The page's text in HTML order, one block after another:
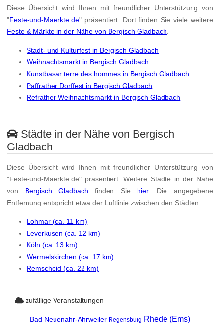
Diese Übersicht wird Ihnen mit freundlicher Unterstützung von
"Feste-und-Maerkte.de" präsentiert. Dort finden Sie viele weitere
Feste & Märkte in der Nähe von Bergisch Gladbach
Stadt- und Kulturfest in Bergisch Gladbach
Weihnachtsmarkt in Bergisch Gladbach
Kunstbasar terre des hommes in Bergisch Gladbach
Paffrather Dorffest in Bergisch Gladbach
Refrather Weihnachtsmarkt in Bergisch Gladbach
Städte in der Nähe von Bergisch
Gladbach
Diese Übersicht wird Ihnen mit freundlicher Unterstützung von
"Feste-und-Maerkte.de" präsentiert. Weitere Städte in der Nähe
von Bergisch Gladbach finden Sie hier. Die angegebene
Entfernung entspricht etwa der Luftlinie zwischen den Städten.
Lohmar (ca. 11 km)
Leverkusen (ca. 12 km)
Köln (ca. 13 km)
Wermelskirchen (ca. 17 km)
Remscheid (ca. 22 km)
zufällige Veranstaltungen
Bad Neuenahr-Ahrweiler Regensburg Rhede (Ems)